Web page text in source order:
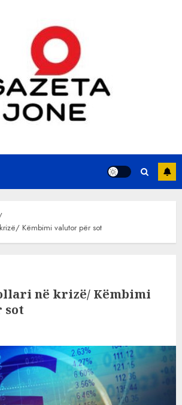
Këmbimi valutor për sot
në krizë/ Këmbimi
sot